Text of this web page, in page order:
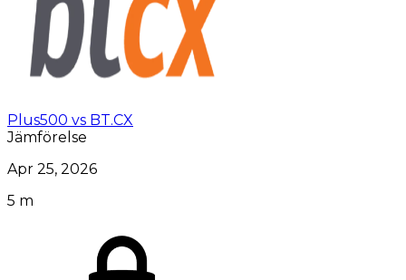
Plus500 vs BT.CX
Jämförelse
Apr 25, 2026
5 m